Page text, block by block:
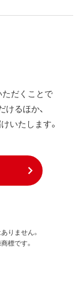
ただくことで
るほか、
いたします。
りません。
標です。